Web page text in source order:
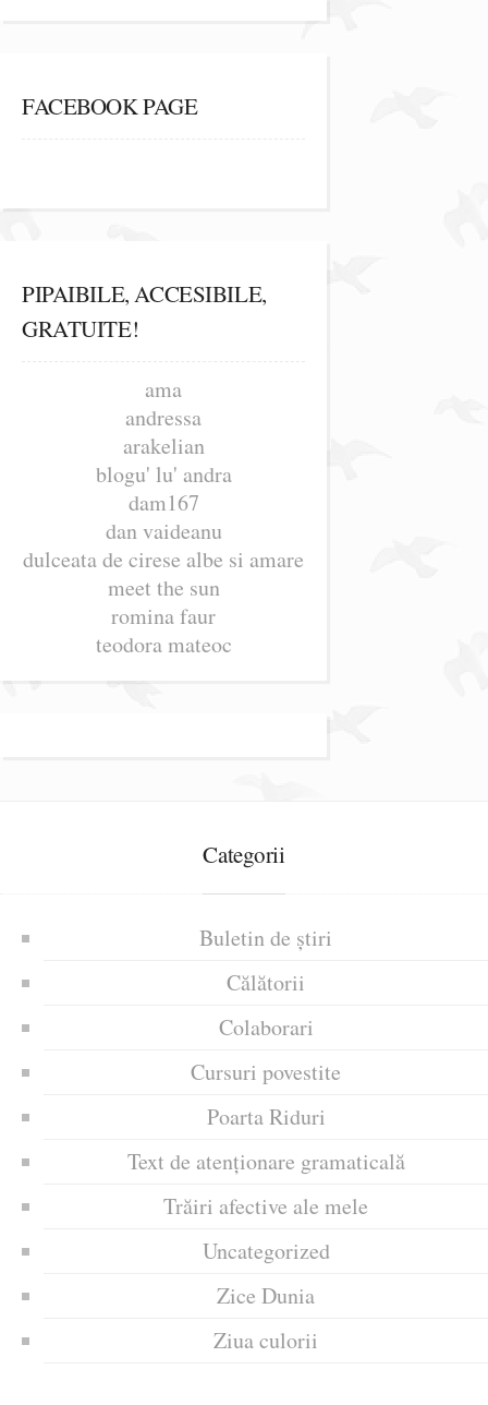
FACEBOOK PAGE
PIPAIBILE, ACCESIBILE,
GRATUITE!
ama
andressa
arakelian
blogu' lu' andra
dam167
dan vaideanu
dulceata de cirese albe si amare
meet the sun
romina faur
teodora mateoc
Categorii
Buletin de știri
Călătorii
Colaborari
Cursuri povestite
Poarta Riduri
Text de atenționare gramaticală
Trăiri afective ale mele
Uncategorized
Zice Dunia
Ziua culorii